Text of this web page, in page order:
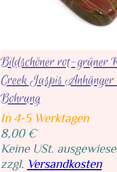
Bildschöner rot-grüner
Creek Jaspis Anhänger
Bohrung
In 4-5 Werktagen
8,00 €
Keine USt.
zzgl. Versandkosten